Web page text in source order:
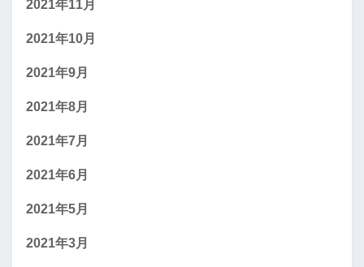
2021年11月
2021年10月
2021年9月
2021年8月
2021年7月
2021年6月
2021年5月
2021年3月